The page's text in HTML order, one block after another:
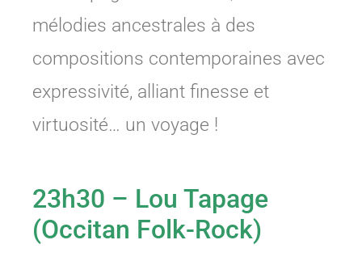
mélodies ancestrales à des
compositions contemporaines avec
expressivité, alliant finesse et
virtuosité… un voyage !
23h30 – Lou Tapage
(Occitan Folk-Rock)